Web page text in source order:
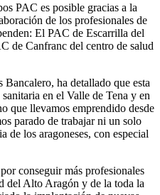
PAC es posible gracias a la
de los profesionales de
El PAC de Escarrilla del
de Canfranc del centro de salud
ha detallado que esta
en el Valle de Tena y en
que llevamos emprendido desde
parado de trabajar ni un solo
de los aragoneses, con especial
conseguir más profesionales
del Alto Aragón y de la toda la